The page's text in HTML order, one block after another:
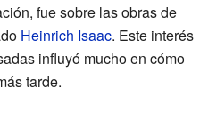
fue sobre las obras de
Heinrich Isaac. Este interés
influyó mucho en cómo
tarde.